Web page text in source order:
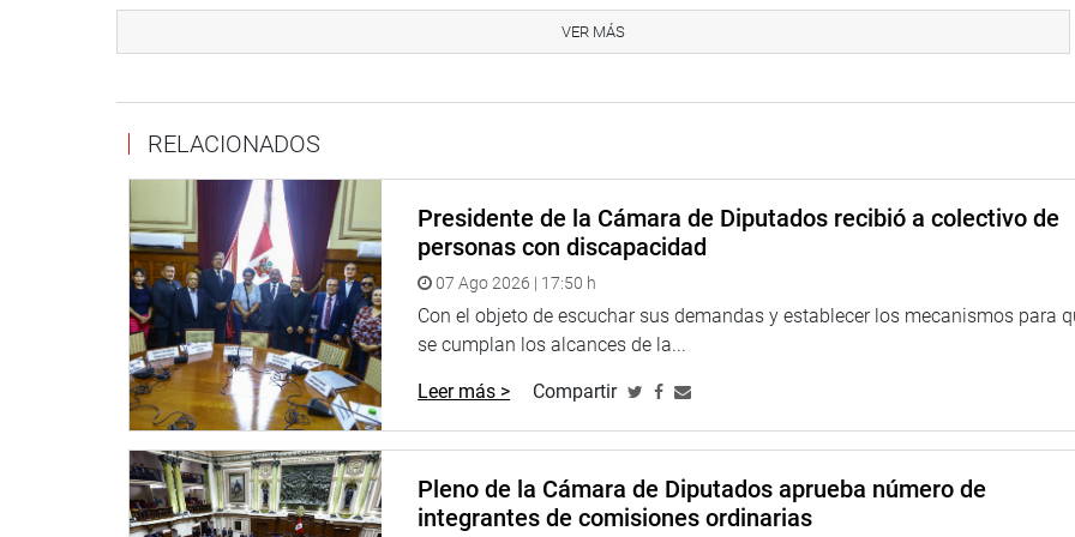
Informe de Opinión Consultiva 002-2021-2026-CCR/CR, solicitado por el congresista Alejandro Muñante Barrios,
presidente de la Comisión Investigadora Multipartidaria encargada de revisar los actos vinculados al acuerdo de
colaboración eficaz suscrito entre el Estado peruano y Odebrecht.
El documento concluye que no es necesario emitir múltiples citaciones para aplicar apremios a una persona
renuente, siempre que exista una notificación válida del apercibimiento.
Asimismo, precisa que los apremios pueden imponerse tanto a comparecientes como a investigados, sin exigir
un cambio formal de situación procesal.
Finalmente, señala que solo son válidas las negativas a declarar cuando se invoquen derechos constitucionales,
como el secreto profesional, la intimidad, el derecho a guardar silencio o la prohibición de autoincriminación.
DECRETOS LEGISLATIVOS Y TRATADOS INTERNACIONALES
El grupo de trabajo aprobó en bloque los informes de control de diversos decretos legislativos, entre ellos:
VER MÁS
RELACIONADOS
Presidente de la Cámara de Diputados recibió a colectivo de
personas con discapacidad
07 Ago 2026 | 17:50 h
Con el objeto de escuchar sus demandas y establecer los mecanismos para
se cumplan los alcances de la...
Leer más > Compartir
Pleno de la Cámara de Diputados aprueba número de
integrantes de comisiones ordinarias